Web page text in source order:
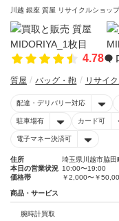
川越 銀座 質屋 リサイクルショッ
4.78
質屋 バッグ・鞄 リサイ
配達・デリバリー対応
駐車場有 カード可
電子マネー決済可
住所
埼玉県川越市脇田
本日の営業状況 10:00〜19:00
価格帯
￥2,000〜￥
商品・サービス
腕時計買取